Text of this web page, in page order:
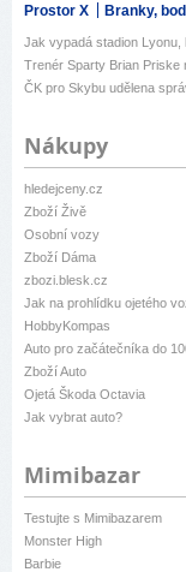
Prostor X Branky,
Jak vypadá stadion
Trenér Sparty Brian Priske
ČK pro Skybu udělena
Nákupy
hledejceny.cz
Zboží Živě
Osobní vozy
Zboží Dáma
zbozi.blesk.cz
Jak na prohlídku ojetého
HobbyKompas
Auto pro začátečníka do
Zboží Auto
Ojetá Škoda Octavia
Jak vybrat auto?
Mimibazar
Testujte s Mimibazarem
Monster High
Barbie